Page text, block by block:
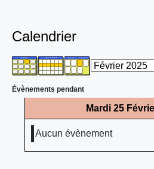
Calendrier
Évènements pendant
Mardi 25
Aucun évènement